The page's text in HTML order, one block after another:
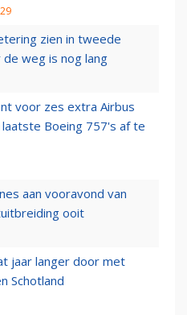
zien in tweede
weg is nog lang
voor zes extra Airbus
Boeing 757's af te
aan vooravond van
ooit
jaar langer door met
Schotland